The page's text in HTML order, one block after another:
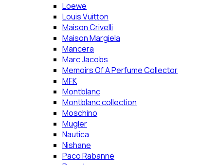
Loewe
Louis Vuitton
Maison Crivelli
Maison Margiela
Mancera
Marc Jacobs
Memoirs Of A Perfume Collector
MFK
Montblanc
Montblanc collection
Moschino
Mugler
Nautica
Nishane
Paco Rabanne